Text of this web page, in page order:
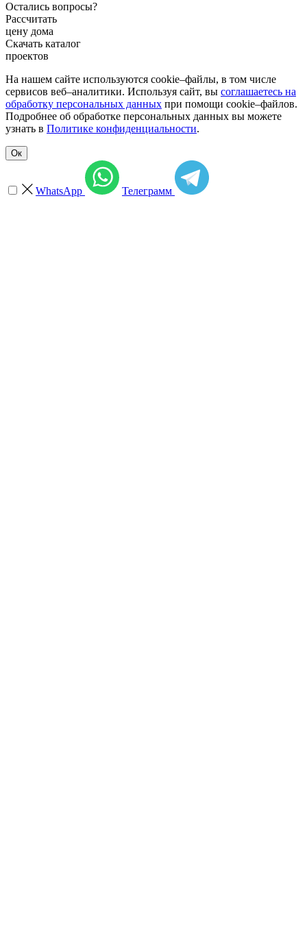
Остались вопросы?
Рассчитать
цену дома
Скачать каталог
проектов
На нашем сайте используются cookie–файлы, в том числе
сервисов веб–аналитики. Используя сайт, вы соглашаетесь на
обработку персональных данных при помощи cookie–файлов.
Подробнее об обработке персональных данных вы можете
узнать в Политике конфиденциальности.
Ок
WhatsApp Телеграмм